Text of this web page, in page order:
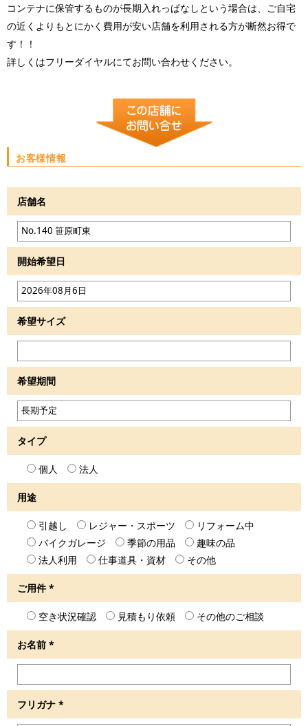
コンテナに保管するものが長期入れっぱなしという場合は、ご自宅
の近くよりもとにかく費用が安い店舗を利用される方が断然お得で
す！！
詳しくはフリーダイヤルにてお問い合わせください。
お客様情報
店舗名
開始希望日
希望サイズ
希望期間
タイプ
個人 法人
用途
引越し レジャー・スポーツ
リフォーム中
バイクガレージ
季節の用品
趣味の品
法人利用
仕事道具・資材 その他
ご用件*
空き状況確認 見積もり依頼 その他のご相談
お名前 *
フリガナ *